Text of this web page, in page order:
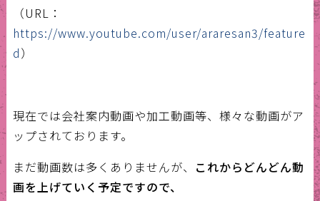
（URL：
https://www.youtube.com/user/araresan3/feature
d）
現在では会社案内動画や加工動画等、様々な動画がア
ップされております。
まだ動画数は多くありませんが、 これからどんどん動
画を上げていく予定ですので、